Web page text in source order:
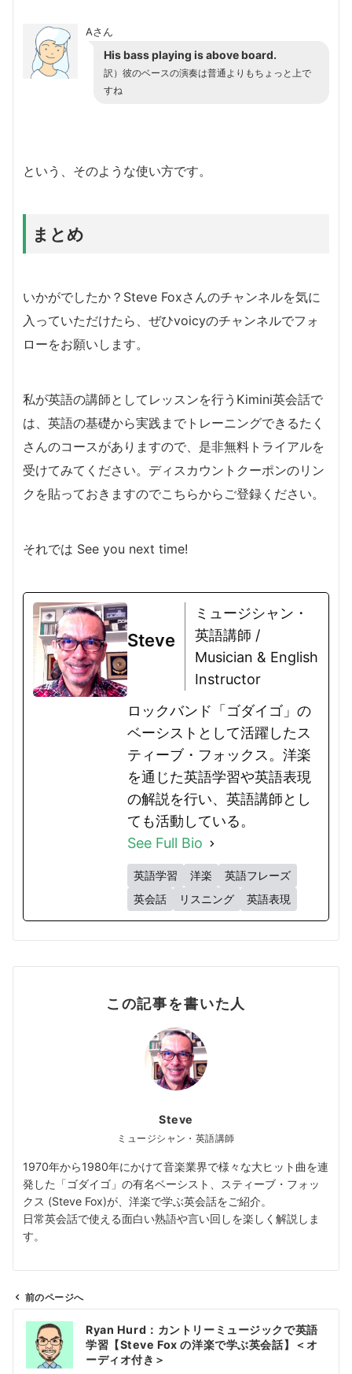
Aさん
His bass playing is above board.
訳）彼のベースの演奏は普通よりもちょっと上で
すね
という、そのような使い方です。
まとめ
いかがでしたか？Steve Foxさんのチャンネルを気に
入っていただけたら、ぜひvoicyのチャンネルでフォ
ローをお願いします。
私が英語の講師としてレッスンを行うKimini英会話で
は、英語の基礎から実践までトレーニングできるたく
さんのコースがありますので、是非無料トライアルを
受けてみてください。ディスカウントクーポンのリン
クを貼っておきますのでこちらからご登録ください。
それでは See you next time!
Steve
ミュージシャン・
英語講師 /
Musician & English
Instructor
ロックバンド「ゴダイゴ」の
ベーシストとして活躍したス
ティーブ・フォックス。洋楽
を通じた英語学習や英語表現
の解説を行い、英語講師とし
ても活動している。
See Full Bio
英語学習 洋楽
英語フレーズ
英会話
リスニング 英語表現
この記事を書いた人
Steve
ミュージシャン・英語講師
1970年から1980年にかけて音楽業界で様々な大ヒット曲を連
発した「ゴダイゴ」の有名ベーシスト、スティーブ・フォッ
クス (Steve Fox)が、洋楽で学ぶ英会話をご紹介。
日常英会話で使える面白い熟語や言い回しを楽しく解説しま
す。
前のページへ
Ryan Hurd：カントリーミュージックで英語
学習【Steve Fox の洋楽で学ぶ英会話】＜オ
ーディオ付き＞